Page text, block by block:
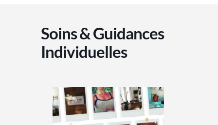
Soins & Guidances
Individuelles